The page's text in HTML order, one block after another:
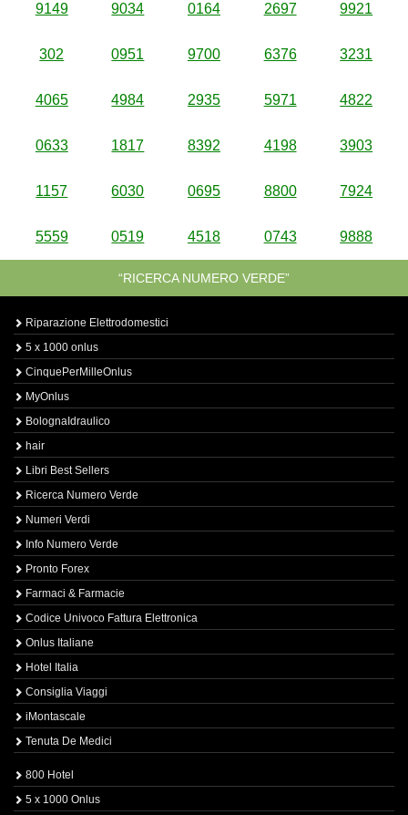
9149 9034 0164 2697 9921
302 0951 9700 6376 3231
4065 4984 2935 5971 4822
0633 1817 8392 4198 3903
1157 6030 0695 8800 7924
5559 0519 4518 0743 9888
“RICERCA NUMERO VERDE”
Riparazione Elettrodomestici
5 x 1000 onlus
CinquePerMilleOnlus
MyOnlus
BolognaIdraulico
hair
Libri Best Sellers
Ricerca Numero Verde
Numeri Verdi
Info Numero Verde
Pronto Forex
Farmaci & Farmacie
Codice Univoco Fattura Elettronica
Onlus Italiane
Hotel Italia
Consiglia Viaggi
iMontascale
Tenuta De Medici
800 Hotel
5 x 1000 Onlus